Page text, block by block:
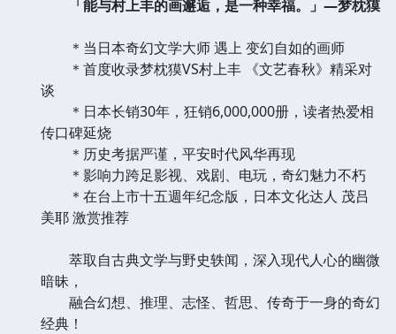
「能与村上丰的画邂逅，是一种幸福。」—梦枕獏
＊当日本奇幻文学大师 遇上 变幻自如的画师
＊首度收录梦枕獏VS村上丰 《文艺春秋》精采对
谈
＊日本长销30年，狂销6,000,000册，读者热爱相
传口碑延烧
＊历史考据严谨，平安时代风华再现
＊影响力跨足影视、戏剧、电玩，奇幻魅力不朽
＊在台上市十五週年纪念版，日本文化达人 茂吕
美耶 激赏推荐
萃取自古典文学与野史轶闻，深入现代人心的幽微
暗昧，
融合幻想、推理、志怪、哲思、传奇于一身的奇幻
经典！